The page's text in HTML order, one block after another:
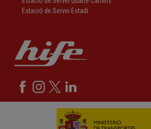
Estació de Servei Estadi